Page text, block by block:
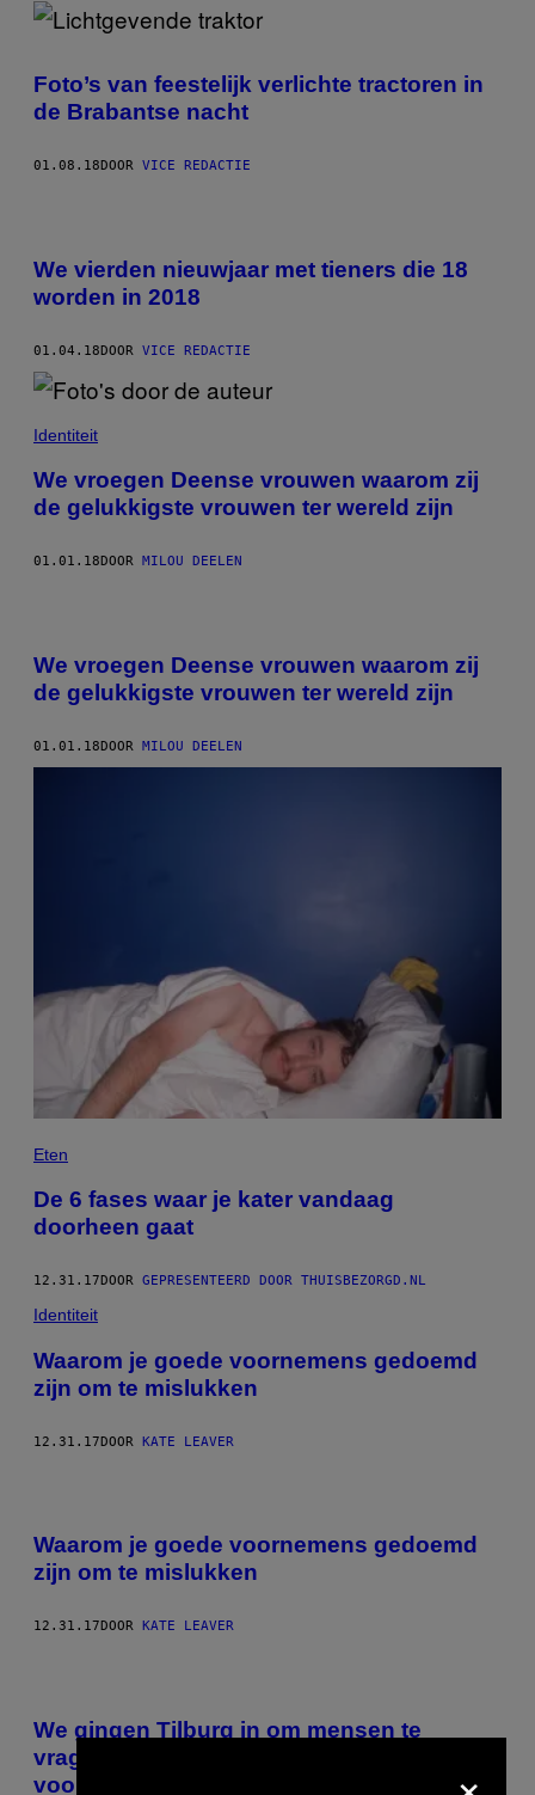
Foto’s van feestelijk verlichte tractoren in
de Brabantse nacht
01.08.18DOOR VICE REDACTIE
We vierden nieuwjaar met tieners die 18
worden in 2018
01.04.18DOOR VICE REDACTIE
Identiteit
We vroegen Deense vrouwen waarom zij
de gelukkigste vrouwen ter wereld zijn
01.01.18 DOOR MILOU DEELEN
We vroegen Deense vrouwen waarom zij
de gelukkigste vrouwen ter wereld zijn
01.01.18DOOR MILOU DEELEN
Eten
De 6 fases waar je kater vandaag
doorheen gaat
12.31.17 DOOR GEPRESENTEERD DOOR THUISBEZORGD.NL
Identiteit
Waarom je goede voornemens gedoemd
zijn om te mislukken
12.31.17DOOR KATE LEAVER
Waarom je goede voornemens gedoemd
zijn om te mislukken
12.31.17 DOOR KATE LEAVER
We gingen Tilburg in om mensen te
vragen naar hun mislukte goede
voornemens